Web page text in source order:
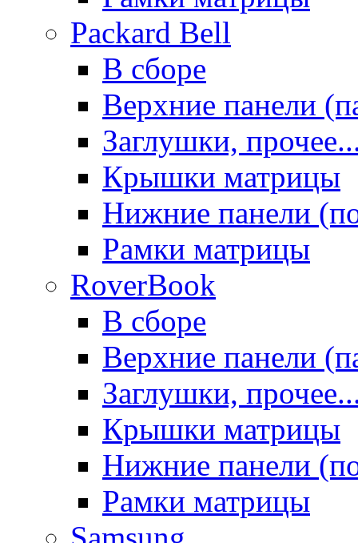
Packard Bell
В сборе
Верхние панели
Заглушки,
Крышки матрицы
Нижние панели
Рамки матрицы
RoverBook
В сборе
Верхние панели
Заглушки,
Крышки матрицы
Нижние панели
Рамки матрицы